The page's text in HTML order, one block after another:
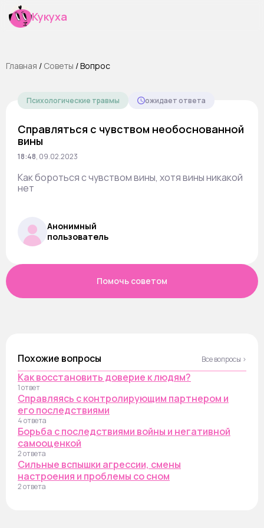
Кукуха
Главная / Cоветы /Вопрос
Психологические травмы ожидает ответа
Справляться с чувством необоснованной
вины
18:48, 09.02.2023
Как бороться с чувством вины, хотя вины никакой
нет
Анонимный
пользователь
Помочь советом
Похожие вопросы Все вопросы ›
Как восстановить доверие к людям?
1 ответ
Справляясь с контролирующим партнером и
его последствиями
4 ответа
Борьба с последствиями войны и негативной
самооценкой
2 ответа
Сильные вспышки агрессии, смены
настроения и проблемы со сном
2 ответа